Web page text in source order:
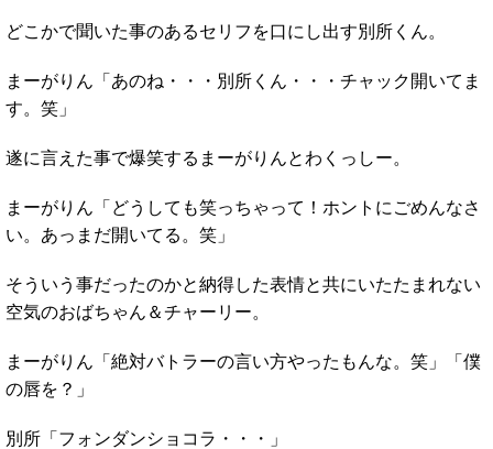
どこかで聞いた事のあるセリフを口にし出す別所くん。
まーがりん「あのね・・・別所くん・・・チャック開いてま
す。笑」
遂に言えた事で爆笑するまーがりんとわくっしー。
まーがりん「どうしても笑っちゃって！ホントにごめんなさ
い。あっまだ開いてる。笑」
そういう事だったのかと納得した表情と共にいたたまれない
空気のおばちゃん＆チャーリー。
まーがりん「絶対バトラーの言い方やったもんな。笑」「僕
の唇を？」
別所「フォンダンショコラ・・・」